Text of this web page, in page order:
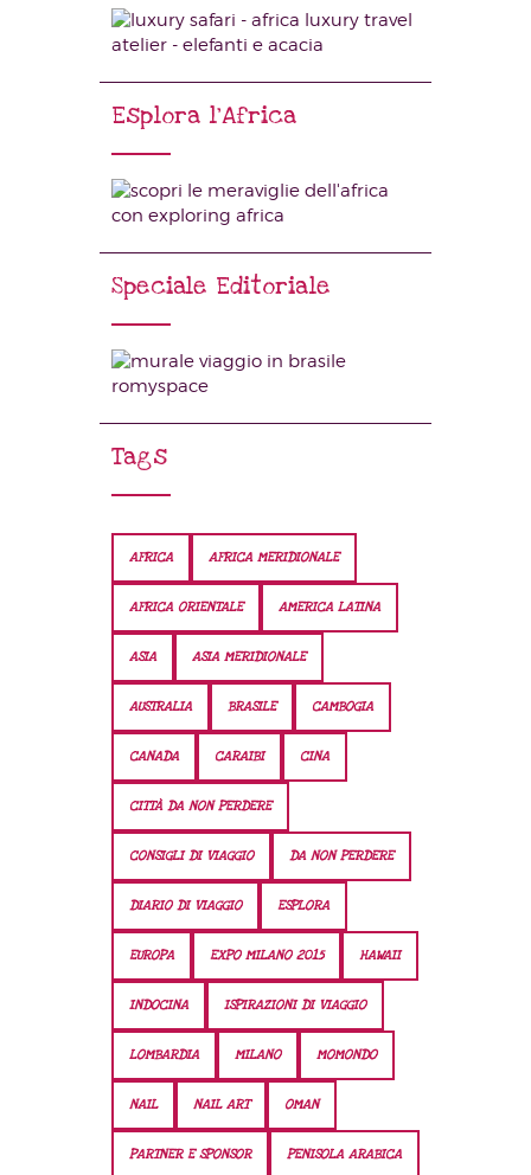
Esplora l’Africa
Speciale Editoriale
Tags
AFRICA AFRICA MERIDIONALE
AFRICA ORIENTALE AMERICA LATINA
ASIA ASIA MERIDIONALE
AUSTRALIA BRASILE CAMBOGIA
CANADA CARAIBI CINA
CITTÀ DA NON PERDERE
CONSIGLI DI VIAGGIO DA NON PERDERE
DIARIO DI VIAGGIO ESPLORA
EUROPA EXPO MILANO 2015 HAWAII
INDOCINA ISPIRAZIONI DI VIAGGIO
LOMBARDIA MILANO MOMONDO
NAIL NAIL ART OMAN
PARTNER E SPONSOR PENISOLA ARABICA